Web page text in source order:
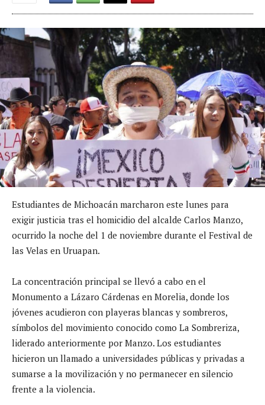
Estudiantes de Michoacán marcharon este lunes para
exigir justicia tras el homicidio del alcalde Carlos Manzo,
ocurrido la noche del 1 de noviembre durante el Festival de
las Velas en Uruapan.
La concentración principal se llevó a cabo en el
Monumento a Lázaro Cárdenas en Morelia, donde los
jóvenes acudieron con playeras blancas y sombreros,
símbolos del movimiento conocido como La Sombreriza,
liderado anteriormente por Manzo. Los estudiantes
hicieron un llamado a universidades públicas y privadas a
sumarse a la movilización y no permanecer en silencio
frente a la violencia.